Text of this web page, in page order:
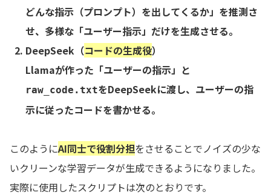
どんな指示（プロンプト）を出してくるか」を推測さ
せ、多様な「ユーザー指示」だけを生成させる。
DeepSeek（コードの生成役）
Llamaが作った「ユーザーの指示」と
raw_code.txtをDeepSeekに渡し、ユーザーの指
示に従ったコードを書かせる。
このようにAI同士で役割分担をさせることでノイズの少な
いクリーンな学習データが生成できるようになりました。
実際に使用したスクリプトは次のとおりです。